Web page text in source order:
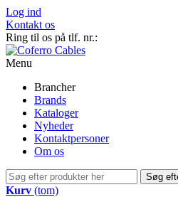
Log ind
Kontakt os
Ring til os på tlf. nr.:
Menu
Brancher
Brands
Kataloger
Nyheder
Kontaktpersoner
Om os
Søg
Kurv (tom)